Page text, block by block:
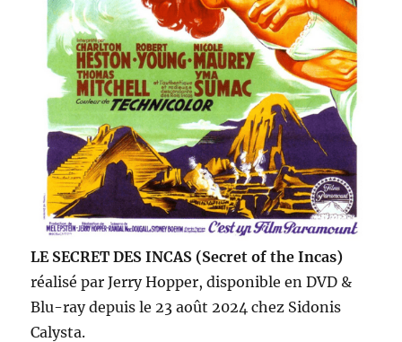
LE SECRET DES INCAS (Secret of the Incas)
réalisé par Jerry Hopper, disponible en DVD &
Blu-ray depuis le 23 août 2024 chez Sidonis
Calysta.